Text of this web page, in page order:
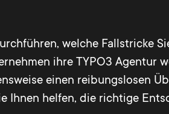
welche Fallstricke
ihre TYPO3 Agentur
einen reibungslosen
Ihnen helfen, die richtige